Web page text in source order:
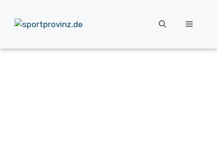
Inhalt
springen
Menü